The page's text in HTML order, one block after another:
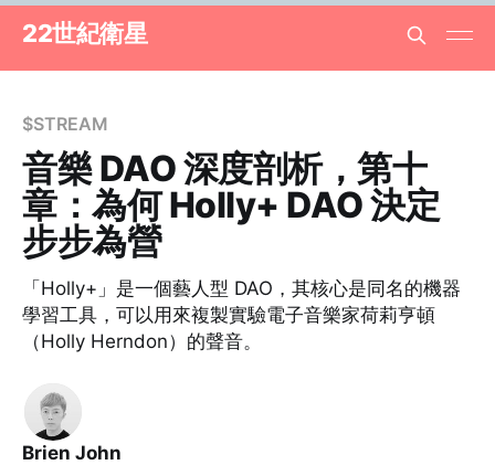
22世紀衛星
$STREAM
音樂 DAO 深度剖析，第十
章：為何 Holly+ DAO 決定
步步為營
「Holly+」是一個藝人型 DAO，其核心是同名的機器
學習工具，可以用來複製實驗電子音樂家荷莉亨頓
（Holly Herndon）的聲音。
Brien John